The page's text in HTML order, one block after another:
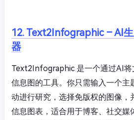
12. Text2Infographic – AI
器
Text2Infographic 是一个通过AI将
信息图的工具。你只需输入一个主
动进行研究，选择免版权的图像，
信息图表，适合用于博客、社交媒